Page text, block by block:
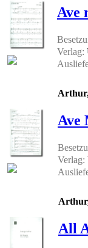
Ave
Verlag:
Ave
Verlag:
All